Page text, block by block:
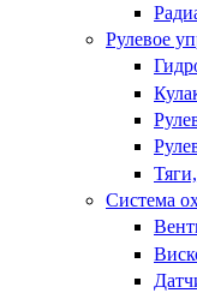
Рулевое
Система